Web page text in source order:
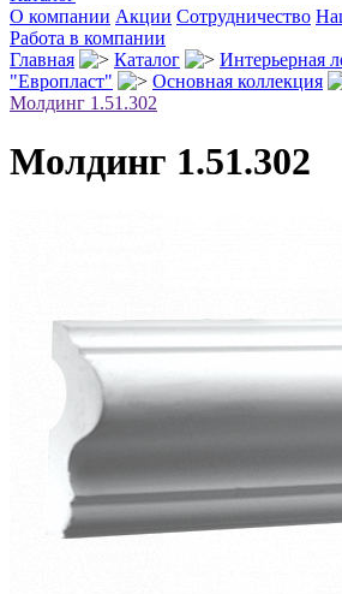
О компании Акции Сотрудничество
Работа в компании
Главная
Каталог Интерьерная
"Европласт"
Основная коллекция
Молдинг 1.51.302
Молдинг 1.51.302